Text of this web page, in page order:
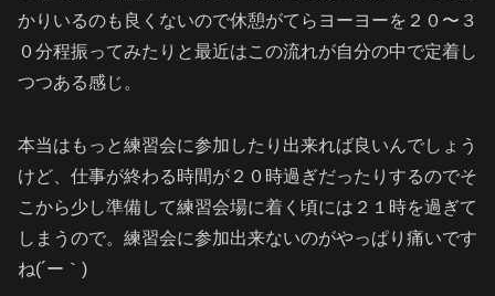
かりいるのも良くないので休憩がてらヨーヨーを２０〜３
０分程振ってみたりと最近はこの流れが自分の中で定着し
つつある感じ。
本当はもっと練習会に参加したり出来れば良いんでしょう
けど、仕事が終わる時間が２０時過ぎだったりするのでそ
こから少し準備して練習会場に着く頃には２１時を過ぎて
しまうので。練習会に参加出来ないのがやっぱり痛いです
ね(´ー｀)